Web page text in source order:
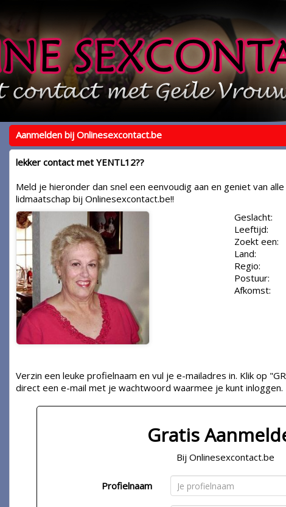
Aanmelden bij Onlinesexcontact.be
lekker contact met YENTL12??
Meld je hieronder dan snel een eenvoudig aan en geniet van
lidmaatschap bij Onlinesexcontact.be!!
Geslacht:
Leeftijd:
Zoekt een:
Land:
Regio:
Postuur:
Afkomst:
Verzin een leuke profielnaam en vul je e-mailadres in. Klik op
direct een e-mail met je wachtwoord waarmee je kunt inloggen.
Gratis
Bij Onlinesexcontact.be
Profielnaam